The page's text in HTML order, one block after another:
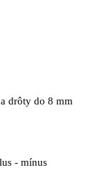
drôty do 8 mm
- mínus